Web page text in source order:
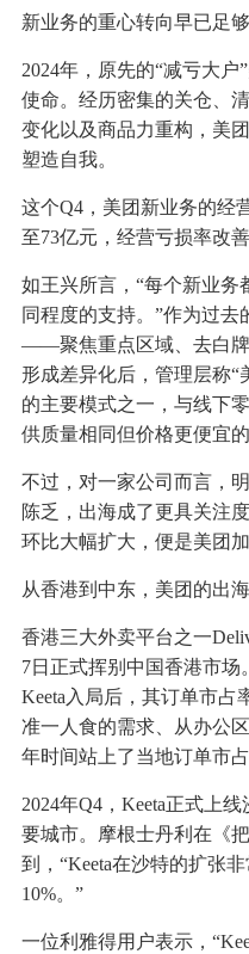
新业务的重心转向早已足够
2024年，原先的“减亏大
使命。经历密集的关仓、
变化以及商品力重构，美
塑造自我。
这个Q4，美团新业务的经
至73亿元，经营亏损率改善
如王兴所言，“每个新业务
同程度的支持。”作为过
——聚焦重点区域、去白
形成差异化后，管理层称“
的主要模式之一，与线下
供质量相同但价格更便宜
不过，对一家公司而言，
陈乏，出海成了更具关注
环比大幅扩大，便是美团
从香港到中东，美团的出
香港三大外卖平台之一
7日正式挥别中国香港市场
Keeta入局后，其订单市占
准一人食的需求、从办公
年时间站上了当地订单市
2024年Q4，Keeta正式上
要城市。摩根士丹利在《
到，“Keeta在沙特的扩张
10%。”
一位利雅得用户表示，